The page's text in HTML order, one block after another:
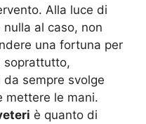
Alla luce di
al caso, non
una fortuna per
soprattutto,
sempre svolge
mettere le mani.
è quanto di